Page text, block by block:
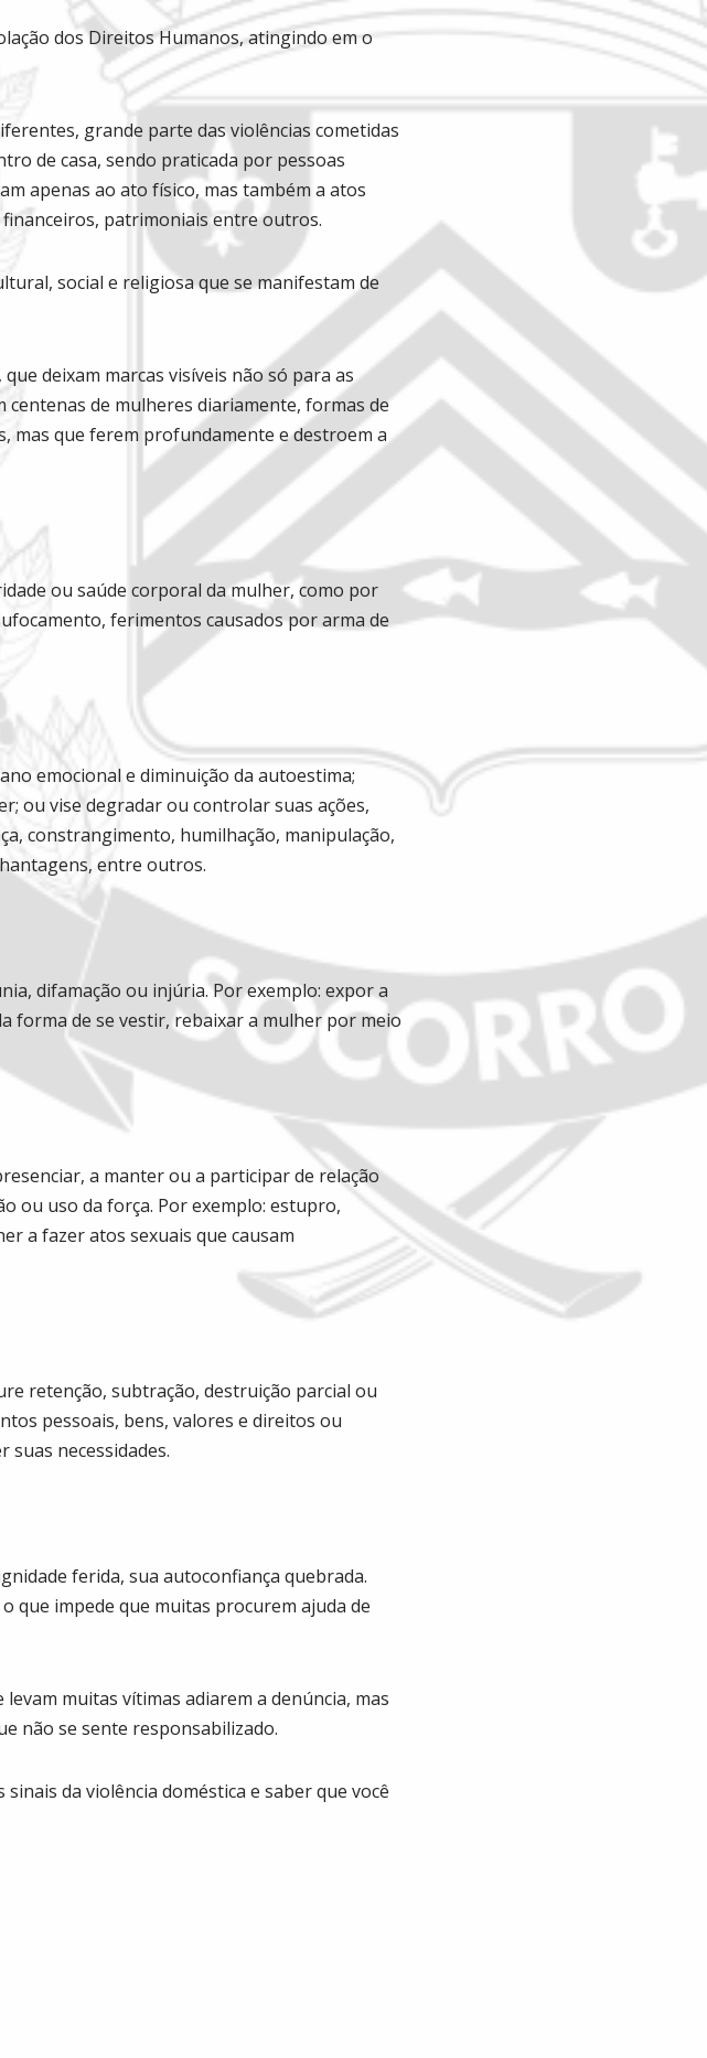
dos Direitos Humanos, atingindo em o
grande parte das violências cometidas
de casa, sendo praticada por pessoas
apenas ao ato físico, mas também a atos
patrimoniais entre outros.
social e religiosa que se manifestam de
deixam marcas visíveis não só para as
de mulheres diariamente, formas de
mas que ferem profundamente e destroem a
ou saúde corporal da mulher, como por
ferimentos causados por arma de
emocional e diminuição da autoestima;
ou vise degradar ou controlar suas ações,
constrangimento, humilhação, manipulação,
entre outros.
difamação ou injúria. Por exemplo: expor a
forma de se vestir, rebaixar a mulher por meio
a manter ou a participar de relação
ou uso da força. Por exemplo: estupro,
a fazer atos sexuais que causam
retenção, subtração, destruição parcial ou
pessoais, bens, valores e direitos ou
suas necessidades.
ferida, sua autoconfiança quebrada.
que impede que muitas procurem ajuda de
muitas vítimas adiarem a denúncia, mas
não se sente responsabilizado.
da violência doméstica e saber que você